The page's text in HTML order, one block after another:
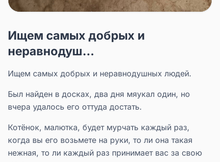
Ищем самых добрых и
неравнодуш...
Ищем самых добрых и неравнодушных людей.
Был найден в досках, два дня мяукал один, но
вчера удалось его оттуда достать.
Котёнок, малютка, будет мурчать каждый раз,
когда вы его возьмете на руки, то ли она такая
нежная, то ли каждый раз принимает вас за свою